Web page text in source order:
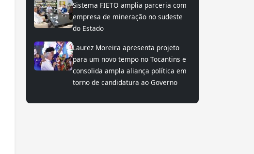
Sistema FIETO amplia parceria com
empresa de mineração no sudeste
do Estado
Laurez Moreira apresenta projeto
para um novo tempo no Tocantins e
consolida ampla aliança política em
torno de candidatura ao Governo